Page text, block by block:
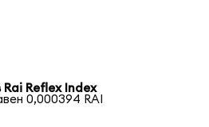
Rai Reflex Index
0,000394 RAI